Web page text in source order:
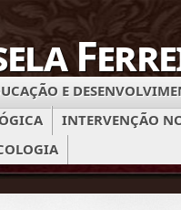
de
E
INTERVENÇÃO